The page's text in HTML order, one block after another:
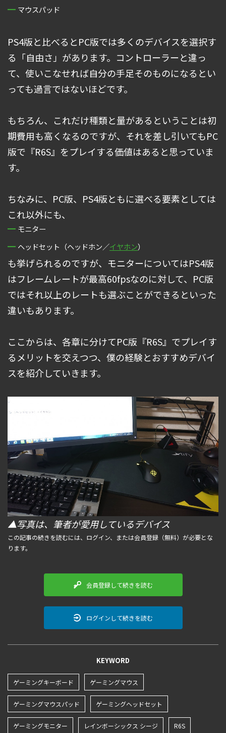
マウスパッド
PS4版と比べるとPC版では多くのデバイスを選択す
る「自由さ」があります。コントローラーと違っ
て、使いこなせれば自分の手足そのものになるとい
っても過言ではないほどです。
もちろん、これだけ種類と量があるということは初
期費用も高くなるのですが、それを差し引いてもPC
版で『R6S』をプレイする価値はあると思っていま
す。
ちなみに、PC版、PS4版ともに選べる要素としては
これ以外にも、
モニター
ヘッドセット（ヘッドホン／イヤホン）
も挙げられるのですが、モニターについてはPS4版
はフレームレートが最高60fpsなのに対して、PC版
ではそれ以上のレートも選ぶことができるといった
違いもあります。
ここからは、各章に分けてPC版『R6S』でプレイす
るメリットを交えつつ、僕の経験とおすすめデバイ
スを紹介していきます。
▲写真は、筆者が愛用しているデバイス
この記事の続きを読むには、ログイン、または会員登録（無料）が必要とな
ります。
会員登録して続きを読む
ログインして続きを読む
KEYWORD
ゲーミングキーボード ゲーミングマウス
ゲーミングマウスパッド ゲーミングヘッドセット
ゲーミングモニター レインボーシックス シージ R6S